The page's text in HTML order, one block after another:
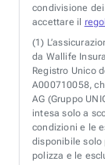
condivisione
accettare il
(1)
da Wallife
Registro Unico
A000710058,
AG (Gruppo
intesa solo a
condizioni e le
disponibile solo
polizza e le